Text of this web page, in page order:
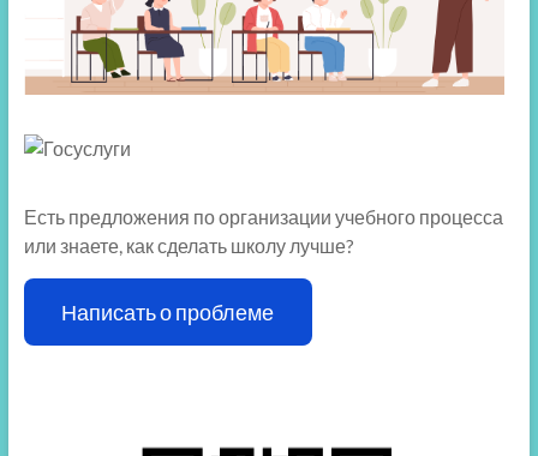
Есть предложения по организации учебного процесса
или знаете, как сделать школу лучше?
Написать о проблеме